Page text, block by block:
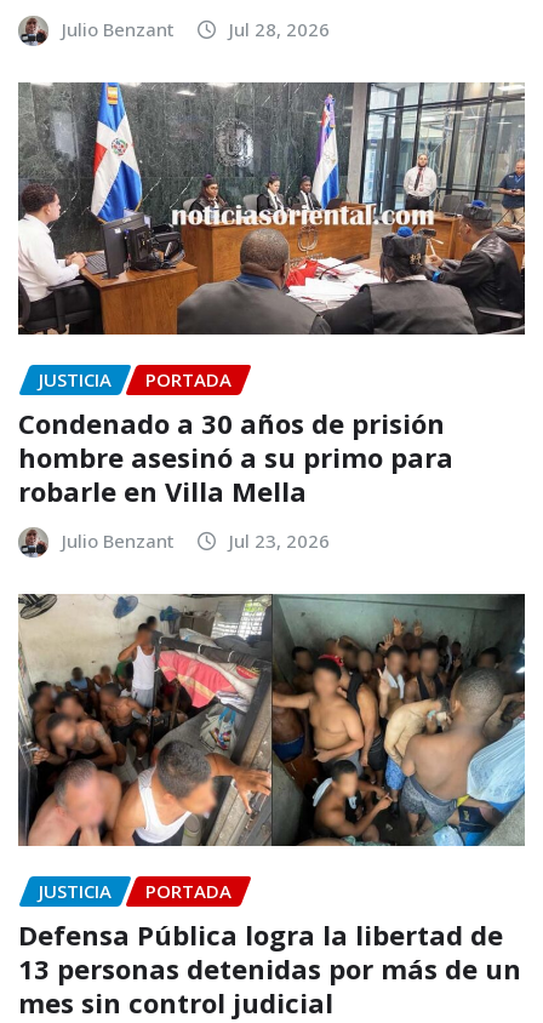
Julio Benzant Jul 28, 2026
JUSTICIA PORTADA
Condenado a 30 años de prisión
hombre asesinó a su primo para
robarle en Villa Mella
Julio Benzant Jul 23, 2026
JUSTICIA PORTADA
Defensa Pública logra la libertad de
13 personas detenidas por más de un
mes sin control judicial